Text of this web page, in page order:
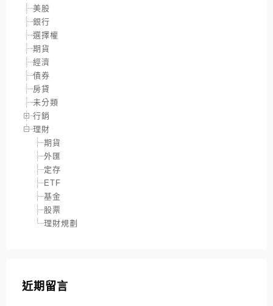
美股
銀行
選擇權
期貨
經濟
債券
房貸
未分類
行銷
理財
期貨
外匯
定存
ETF
基金
股票
理財規劃
近期留言